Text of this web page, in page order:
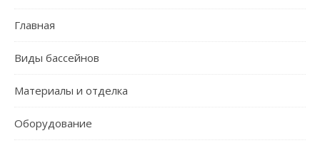
Главная
Виды бассейнов
Материалы и отделка
Оборудование